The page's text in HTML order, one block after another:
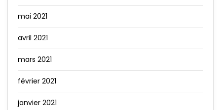
mai 2021
avril 2021
mars 2021
février 2021
janvier 2021